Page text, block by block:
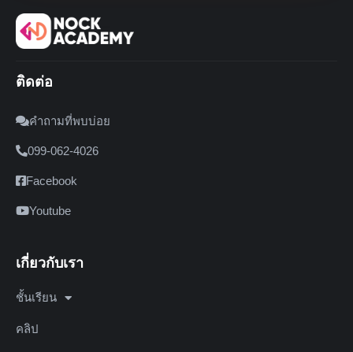
ติดต่อ
คำถามที่พบบ่อย
099-062-4026
Facebook
Youtube
เกี่ยวกับเรา
ชั้นเรียน
คลิป